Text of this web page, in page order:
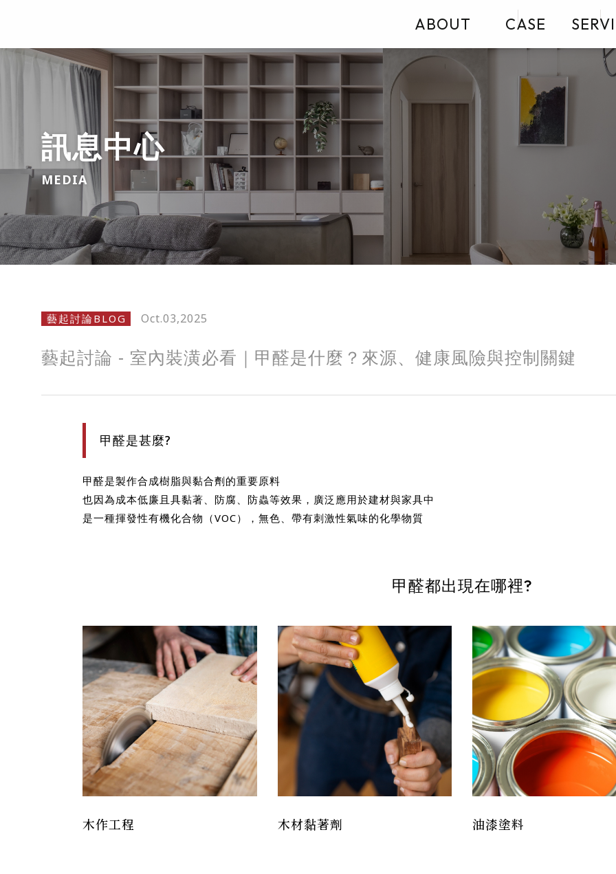
ABOUT CASE
訊息中心
MEDIA
藝起討論BLOG Oct.03,2025
藝起討論 - 室內裝潢必看｜甲醛是什麼？來源、健康風險與控制關鍵
甲醛是甚麼?
甲醛是製作合成樹脂與黏合劑的重要原料
也因為成本低廉且具黏著、防腐、防蟲等效果，廣泛應用於建材與家具中
是一種揮發性有機化合物（VOC），無色、帶有刺激性氣味的化學物質
甲醛都出現在哪裡?
木作工程 木材黏著劑 油漆塗料